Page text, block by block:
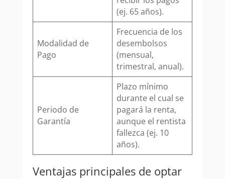
(ej. 65 años).
Modalidad de
Pago
Frecuencia de los
desembolsos
(mensual,
trimestral, anual).
Periodo de
Garantía
Plazo mínimo
durante el cual se
pagará la renta,
aunque el rentista
fallezca (ej. 10
años).
Ventajas principales de optar